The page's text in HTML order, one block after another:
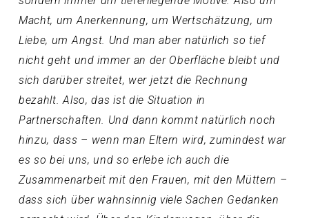
Macht, um Anerkennung, um Wertschätzung, um
Liebe, um Angst. Und man aber natürlich so tief
nicht geht und immer an der Oberfläche bleibt und
sich darüber streitet, wer jetzt die Rechnung
bezahlt. Also, das ist die Situation in
Partnerschaften. Und dann kommt natürlich noch
hinzu, dass – wenn man Eltern wird, zumindest war
es so bei uns, und so erlebe ich auch die
Zusammenarbeit mit den Frauen, mit den Müttern –
dass sich über wahnsinnig viele Sachen Gedanken